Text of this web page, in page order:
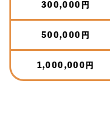
300,000円
500,000円
1,000,000円